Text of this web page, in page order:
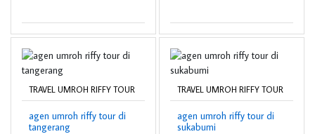
TRAVEL UMROH RIFFY TOUR
agen umroh riffy tour di
tangerang
TRAVEL UMROH RIFFY TOUR
agen umroh riffy tour di
sukabumi